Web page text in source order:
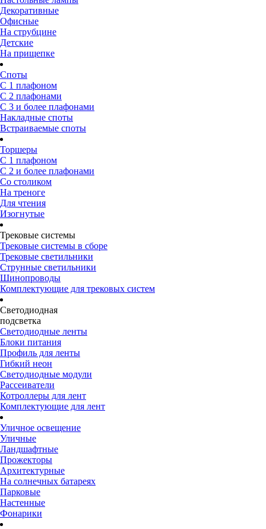
Декоративные
Офисные
На струбцине
Детские
На прищепке
Споты
С 1 плафоном
С 2 плафонами
С 3 и более плафонами
Накладные споты
Встраиваемые споты
Торшеры
С 1 плафоном
С 2 и более плафонами
Со столиком
На треноге
Для чтения
Изогнутые
Трековые системы
Трековые системы в сборе
Трековые светильники
Струнные светильники
Шинопроводы
Комплектующие для трековых систем
Светодиодная
подсветка
Светодиодные ленты
Блоки питания
Профиль для ленты
Гибкий неон
Светодиодные модули
Рассеиватели
Котроллеры для лент
Комплектующие для лент
Уличное освещение
Уличные
Ландшафтные
Прожекторы
Архитектурные
На солнечных батареях
Парковые
Настенные
Фонарики